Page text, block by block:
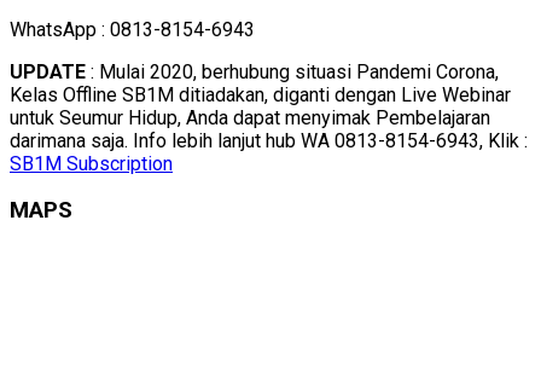
WhatsApp : 0813-8154-6943
UPDATE : Mulai 2020, berhubung situasi Pandemi Corona,
Kelas Offline SB1M ditiadakan, diganti dengan Live Webinar
untuk Seumur Hidup, Anda dapat menyimak Pembelajaran
darimana saja. Info lebih lanjut hub WA 0813-8154-6943, Klik :
SB1M Subscription
MAPS